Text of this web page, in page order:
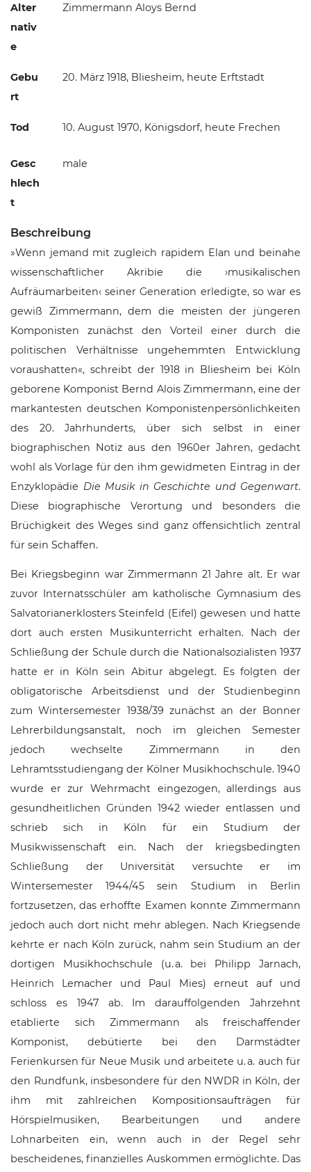
Alter
nativ
e
Zimmermann Aloys Bernd
Gebu
rt
20. März 1918, Bliesheim, heute Erftstadt
Tod 10. August 1970, Königsdorf, heute Frechen
Gesc
hlech
t
male
Beschreibung
Wenn jemand mit zugleich rapidem Elan und beinahe
wissenschaftlicher Akribie die
musikalischen
Aufräumarbeiten seiner Generation erledigte, so war es
gewiß Zimmermann, dem die meisten der jüngeren
Komponisten zunächst den Vorteil einer durch die
politischen Verhältnisse ungehemmten Entwicklung
voraushatten , schreibt der 1918 in Bliesheim bei Köln
geborene Komponist Bernd Alois Zimmermann, eine der
markantesten deutschen Komponistenpersönlichkeiten
des 20. Jahrhunderts, über sich selbst in einer
biographischen Notiz aus den 1960er Jahren, gedacht
wohl als Vorlage für den ihm gewidmeten Eintrag in der
Enzyklopädie Die Musik in Geschichte und Gegenwart.
Diese biographische Verortung und besonders die
Brüchigkeit des Weges sind ganz offensichtlich zentral
für sein Schaffen.
Bei Kriegsbeginn war Zimmermann 21 Jahre alt. Er war
zuvor Internatsschüler am katholische Gymnasium des
Salvatorianerklosters Steinfeld (Eifel) gewesen und hatte
dort auch ersten Musikunterricht erhalten. Nach der
Schließung der Schule durch die Nationalsozialisten 1937
hatte er in Köln sein Abitur abgelegt. Es folgten der
obligatorische Arbeitsdienst und der Studienbeginn
zum Wintersemester 1938/39 zunächst an der Bonner
Lehrerbildungsanstalt, noch im gleichen Semester
jedoch wechselte Zimmermann in den
Lehramtsstudiengang der Kölner Musikhochschule. 1940
wurde er zur Wehrmacht eingezogen, allerdings aus
gesundheitlichen Gründen 1942 wieder entlassen und
schrieb sich in Köln für ein Studium der
Musikwissenschaft ein. Nach der kriegsbedingten
Schließung der Universität versuchte er im
Wintersemester 1944/45 sein Studium in Berlin
fortzusetzen, das erhoffte Examen konnte Zimmermann
jedoch auch dort nicht mehr ablegen. Nach Kriegsende
kehrte er nach Köln zurück, nahm sein Studium an der
dortigen Musikhochschule (u. a. bei Philipp Jarnach,
Heinrich Lemacher und Paul Mies) erneut auf und
schloss es 1947 ab. Im darauffolgenden Jahrzehnt
etablierte sich Zimmermann als freischaffender
Komponist, debütierte bei den
Darmstädter
Ferienkursen für Neue Musik und arbeitete u. a. auch für
den Rundfunk, insbesondere für den NWDR in Köln, der
ihm mit zahlreichen Kompositionsaufträgen für
Hörspielmusiken, Bearbeitungen und andere
Lohnarbeiten ein, wenn auch in der Regel sehr
bescheidenes, finanzielles Auskommen ermöglichte. Das